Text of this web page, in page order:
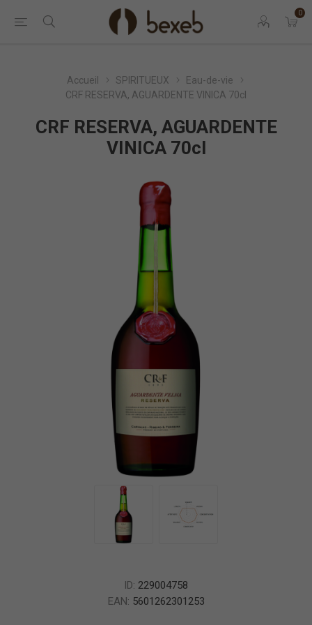
0
Accueil SPIRITUEUX
Eau-de-vie
CRF RESERVA, AGUARDENTE VINICA 70cl
CRF RESERVA, AGUARDENTE
VINICA 70cl
ID: 229004758
EAN: 5601262301253